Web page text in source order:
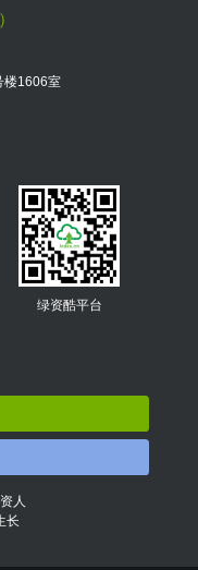
楼1606室
绿资酷平台
人
长